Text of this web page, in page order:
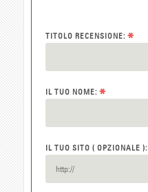
TITOLO RECENSIONE: *
IL TUO NOME: *
IL TUO SITO ( OPZIONALE ):